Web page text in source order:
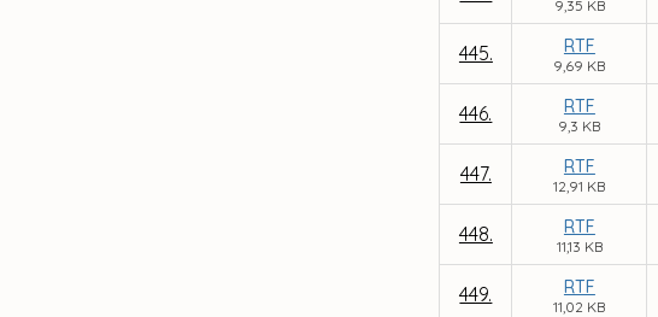
9,35 KB
445. RTF
9,69 KB
446. RTF
9,3 KB
447. RTF
12,91 KB
448. RTF
11,13 KB
449. RTF
11,02 KB